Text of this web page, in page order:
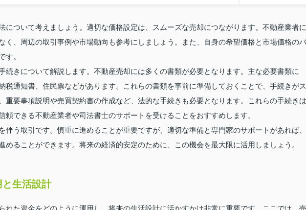
について考えましょう。適切な価格設定は、スムーズな売却につながります。不動産業者に
く、周辺の取引事例や市場動向も参考にしましょう。また、自身の希望価格と市場価格のバ
す。
続きについて解説します。不動産売却には多くの書類が必要となります。主な必要書類に
税通知書、住民票などがあります。これらの書類を事前に準備しておくことで、手続きがス
重要事項説明や売買契約書の作成など、法的な手続きも必要となります。これらの手続きは
頼できる不動産業者や司法書士のサポートを受けることをおすすめします。
伴う取引です。慎重に進めることが重要ですが、適切な準備と専門家のサポートがあれば、
めることができます。将来の経済的安定のために、この機会を最大限に活用しましょう。
生活設計
れた資金をどのように運用し、将来の生活設計に活かすかは非常に重要です。ここでは、売